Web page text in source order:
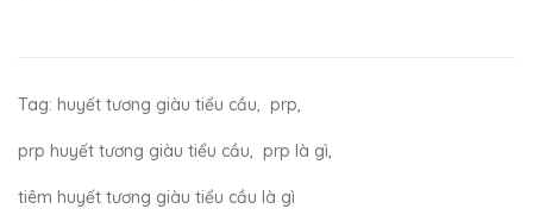
Tag: huyết tương giàu tiểu cầu, prp,
prp huyết tương giàu tiểu cầu, prp là gì,
tiêm huyết tương giàu tiểu cầu là gì